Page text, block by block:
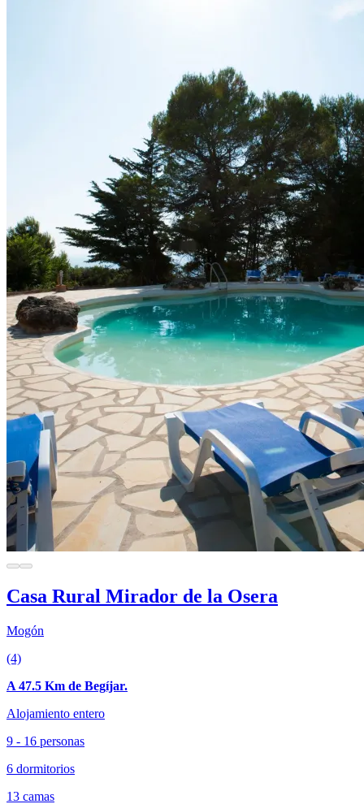
Casa Rural Mirador de la Osera
Mogón
(4)
A 47.5 Km de Begíjar.
Alojamiento entero
9 - 16 personas
6 dormitorios
13 camas